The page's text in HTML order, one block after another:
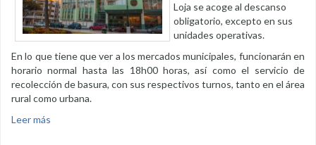
Loja se acoge al descanso
obligatorio, excepto en sus
unidades operativas.
En lo que tiene que ver a los mercados municipales, funcionarán en
horario normal hasta las 18h00 horas, así como el servicio de
recolección de basura, con sus respectivos turnos, tanto en el área
rural como urbana.
Leer más